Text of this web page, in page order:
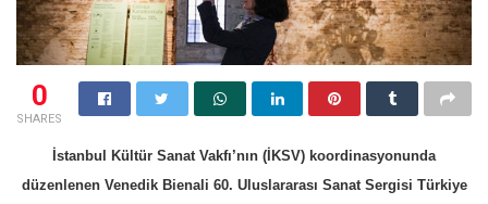
0
SHARES
İstanbul Kültür Sanat Vakfı’nın (İKSV) koordinasyonunda
düzenlenen Venedik Bienali 60. Uluslararası Sanat Sergisi Türkiye